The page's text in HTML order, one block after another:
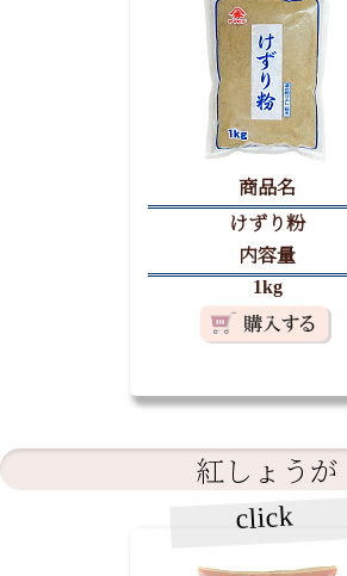
商品名
けずり粉
内容量
1kg
紅しょうが
click